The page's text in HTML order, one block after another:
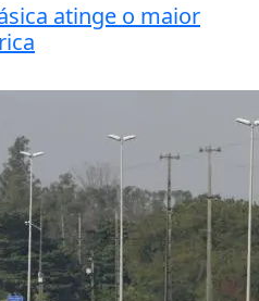
atinge o maior